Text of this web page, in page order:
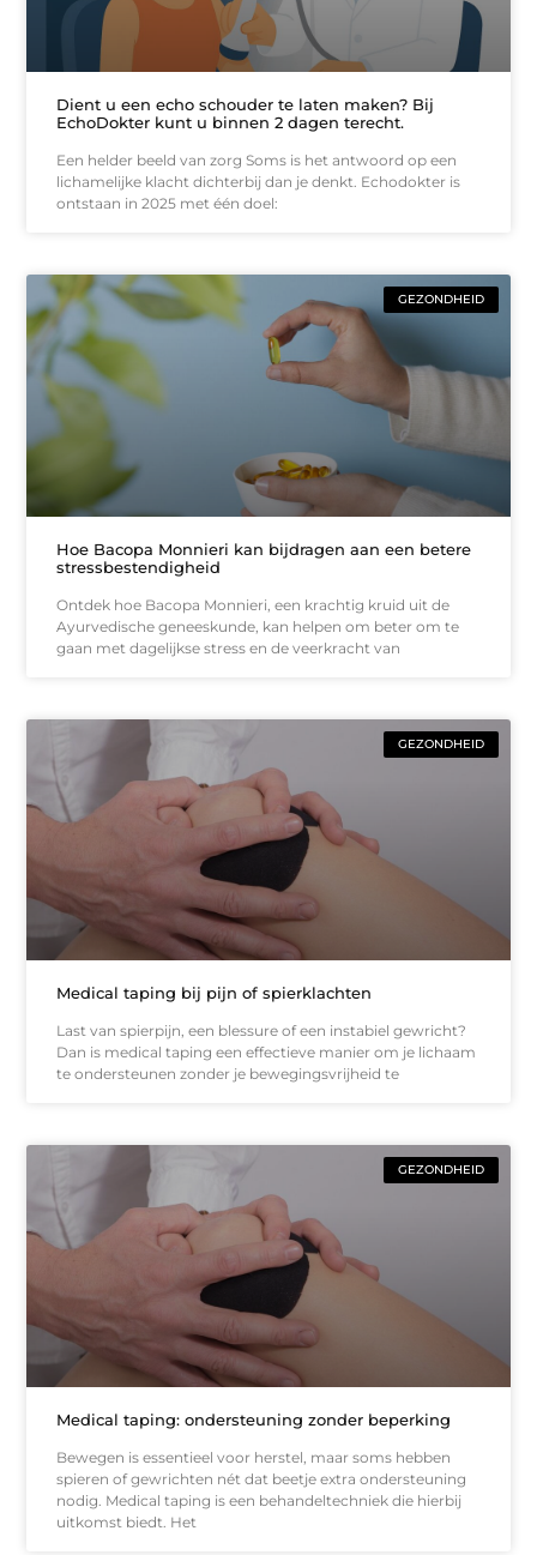
Dient u een echo schouder te laten maken? Bij
EchoDokter kunt u binnen 2 dagen terecht.
Een helder beeld van zorg Soms is het antwoord op een
lichamelijke klacht dichterbij dan je denkt. Echodokter is
ontstaan in 2025 met één doel:
GEZONDHEID
Hoe Bacopa Monnieri kan bijdragen aan een betere
stressbestendigheid
Ontdek hoe Bacopa Monnieri, een krachtig kruid uit de
Ayurvedische geneeskunde, kan helpen om beter om te
gaan met dagelijkse stress en de veerkracht van
GEZONDHEID
Medical taping bij pijn of spierklachten
Last van spierpijn, een blessure of een instabiel gewricht?
Dan is medical taping een effectieve manier om je lichaam
te ondersteunen zonder je bewegingsvrijheid te
GEZONDHEID
Medical taping: ondersteuning zonder beperking
Bewegen is essentieel voor herstel, maar soms hebben
spieren of gewrichten nét dat beetje extra ondersteuning
nodig. Medical taping is een behandeltechniek die hierbij
uitkomst biedt. Het